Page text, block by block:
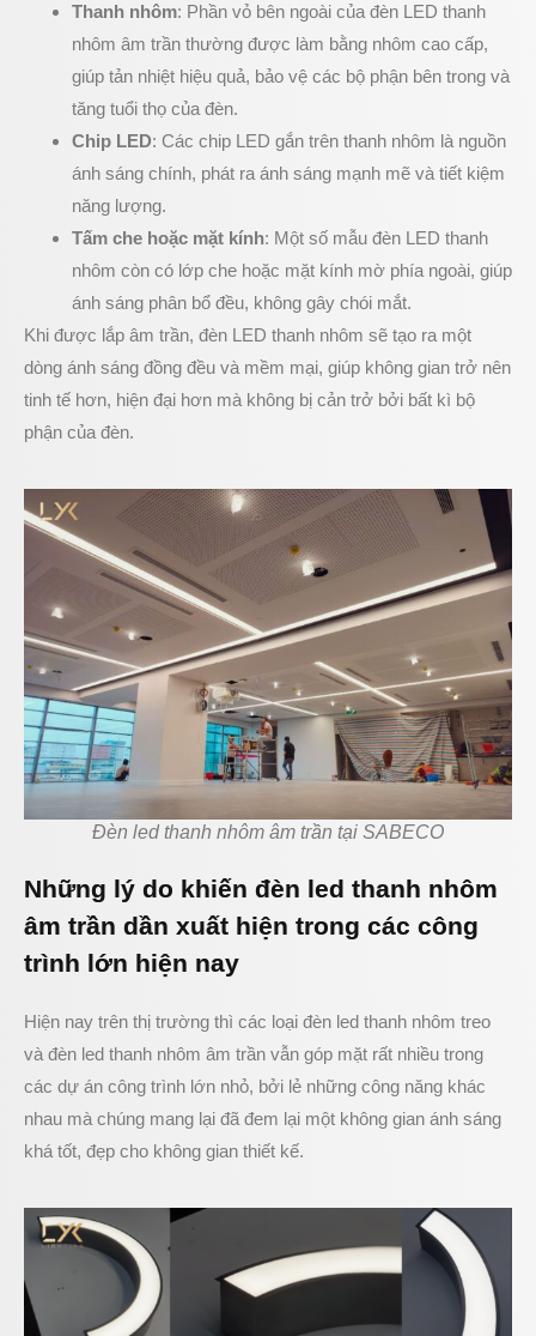
Thanh nhôm: Phần vỏ bên ngoài của đèn LED thanh
nhôm âm trần thường được làm bằng nhôm cao cấp,
giúp tản nhiệt hiệu quả, bảo vệ các bộ phận bên trong và
tăng tuổi thọ của đèn.
Chip LED: Các chip LED gắn trên thanh nhôm là nguồn
ánh sáng chính, phát ra ánh sáng mạnh mẽ và tiết kiệm
năng lượng.
Tấm che hoặc mặt kính: Một số mẫu đèn LED thanh
nhôm còn có lớp che hoặc mặt kính mờ phía ngoài, giúp
ánh sáng phân bổ đều, không gây chói mắt.
Khi được lắp âm trần, đèn LED thanh nhôm sẽ tạo ra một
dòng ánh sáng đồng đều và mềm mại, giúp không gian trở nên
tinh tế hơn, hiện đại hơn mà không bị cản trở bởi bất kì bộ
phận của đèn.
Đèn led thanh nhôm âm trần tại SABECO
Những lý do khiến đèn led thanh nhôm
âm trần dần xuất hiện trong các công
trình lớn hiện nay
Hiện nay trên thị trường thì các loại đèn led thanh nhôm treo
và đèn led thanh nhôm âm trần vẫn góp mặt rất nhiều trong
các dự án công trình lớn nhỏ, bởi lẻ những công năng khác
nhau mà chúng mang lại đã đem lại một không gian ánh sáng
khá tốt, đẹp cho không gian thiết kế.